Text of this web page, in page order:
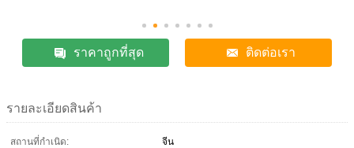
ราคาถูกที่สุด ติดต่อเรา
รายละเอียดสินค้า
สถานที่กำเนิด:
จีน